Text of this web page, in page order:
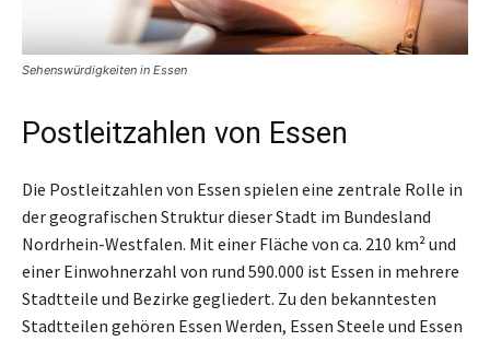
Sehenswürdigkeiten in Essen
Postleitzahlen von Essen
Die Postleitzahlen von Essen spielen eine zentrale Rolle in
der geografischen Struktur dieser Stadt im Bundesland
Nordrhein-Westfalen. Mit einer Fläche von ca. 210 km² und
einer Einwohnerzahl von rund 590.000 ist Essen in mehrere
Stadtteile und Bezirke gegliedert. Zu den bekanntesten
Stadtteilen gehören Essen Werden, Essen Steele und Essen